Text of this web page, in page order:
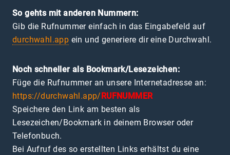
So gehts mit anderen Nummern:
Gib die Rufnummer einfach in das Eingabefeld auf
durchwahl.app ein und generiere dir eine Durchwahl.
Noch schneller als Bookmark/Lesezeichen:
Füge die Rufnummer an unsere Internetadresse an:
https://durchwahl.app/RUFNUMMER
Speichere den Link am besten als
Lesezeichen/Bookmark in deinem Browser oder
Telefonbuch.
Bei Aufruf des so erstellten Links erhältst du eine